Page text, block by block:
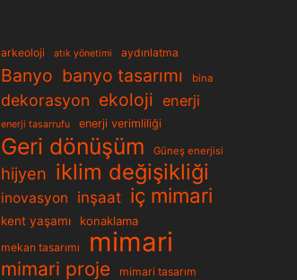
arkeoloji atık yönetimi aydınlatma
Banyo banyo tasarımı bina
dekorasyon ekoloji enerji
enerji tasarrufu enerji verimliliği
Geri dönüşüm Güneş enerjisi
hijyen iklim değişikliği
inovasyon inşaat iç mimari
kent yaşamı konaklama
mekan tasarımı mimari
mimari proje mimari tasarım